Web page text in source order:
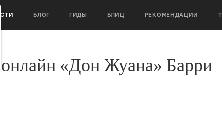
БЛОГ ГИДЫ БЛИЦ РЕКОМЕНДАЦИИ
«Дон Жуана» Барри